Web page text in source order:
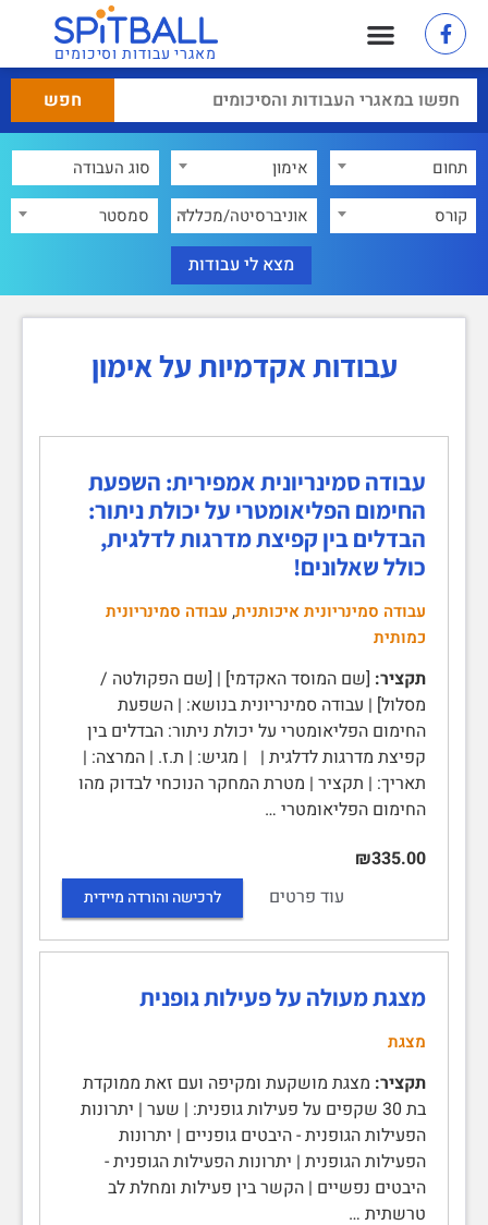
מאגרי עבודות וסיכומים
תחום
אימון
קורס
אוניברסיטה/מכללה סמסטר
עבודות אקדמיות על אימון
עבודה סמינריונית אמפירית: השפעת
החימום הפליאומטרי על יכולת ניתור:
הבדלים בין קפיצת מדרגות לדלגית,
כולל שאלונים!
עבודה סמינריונית איכותנית, עבודה סמינריונית
כמותית
תקציר: [שם המוסד האקדמי] | [שם הפקולטה /
מסלול] | עבודה סמינריונית בנושא: | השפעת
החימום הפליאומטרי על יכולת ניתור: הבדלים בין
קפיצת מדרגות לדלגית | | מגיש: | ת.ז. | המרצה: |
תאריך: | תקציר | מטרת המחקר הנוכחי לבדוק מהו
החימום הפליאומטרי …
₪335.00
עוד פרטים
לרכישה והורדה מיידית
מצגת מעולה על פעילות גופנית
מצגת
תקציר: מצגת מושקעת ומקיפה ועם זאת ממוקדת
בת 30 שקפים על פעילות גופנית: | שער | יתרונות
הפעילות הגופנית - היבטים גופניים | יתרונות
הפעילות הגופנית | יתרונות הפעילות הגופנית -
היבטים נפשיים | הקשר בין פעילות ומחלת לב
טרשתית …